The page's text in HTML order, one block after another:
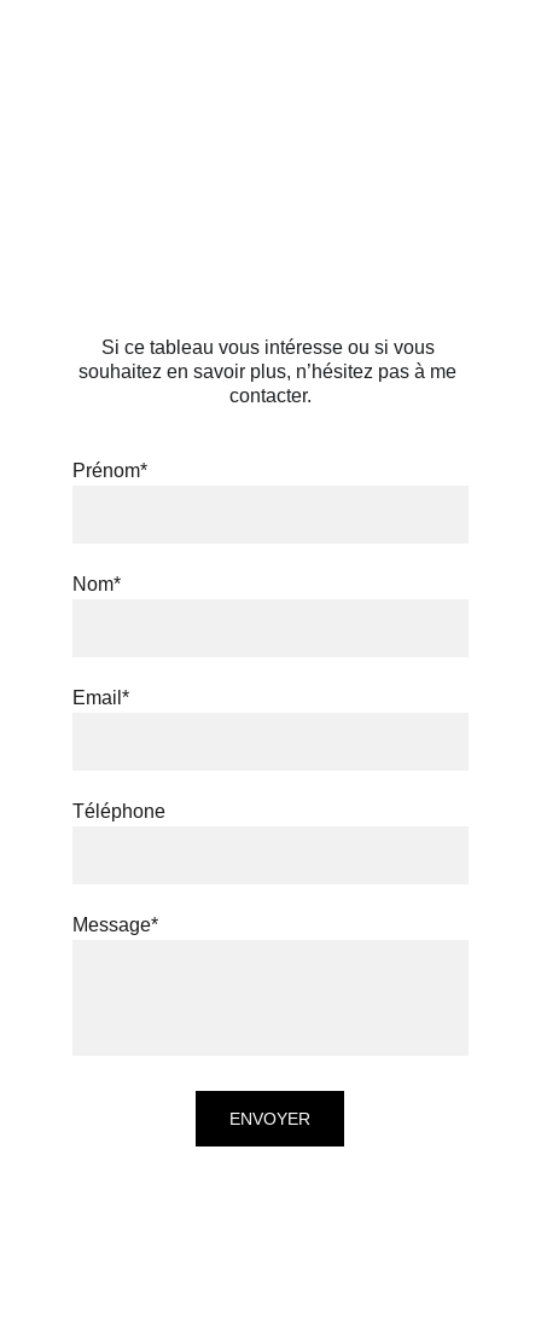
Prénom*
Nom*
Email*
Téléphone
Message*
ENVOYER
Si ce tableau vous intéresse ou si vous
souhaitez en savoir plus, n’hésitez pas à me
contacter.